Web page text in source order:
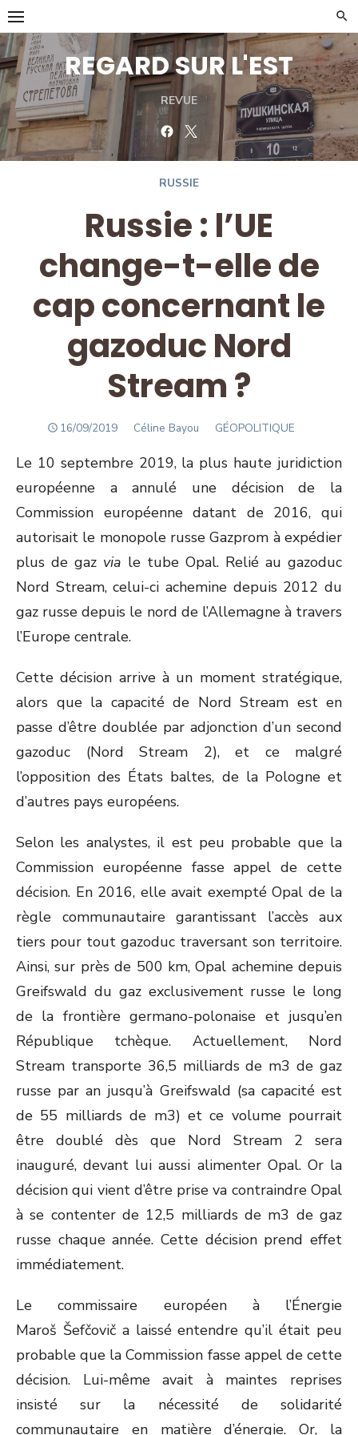
Skip
to
content
REGARD SUR L'EST
REVUE
FacebookTwitter
RUSSIE
Russie : l’UE
change-t-elle de
cap concernant le
gazoduc Nord
Stream ?
POSTED
16/09/2019 Author
Céline Bayou GÉOPOLITIQUE
Le 10 septembre 2019, la plus haute juridiction
européenne a annulé une décision de la
Commission européenne datant de 2016, qui
autorisait le monopole russe Gazprom à expédier
plus de gaz via le tube Opal. Relié au gazoduc
Nord Stream, celui-ci achemine depuis 2012 du
gaz russe depuis le nord de l’Allemagne à travers
l’Europe centrale.
Cette décision arrive à un moment stratégique,
alors que la capacité de Nord Stream est en
passe d’être doublée par adjonction d’un second
gazoduc (Nord Stream 2), et ce malgré
l’opposition des États baltes, de la Pologne et
d’autres pays européens.
Selon les analystes, il est peu probable que la
Commission européenne fasse appel de cette
décision. En 2016, elle avait exempté Opal de la
règle communautaire garantissant l’accès aux
tiers pour tout gazoduc traversant son territoire.
Ainsi, sur près de 500 km, Opal achemine depuis
Greifswald du gaz exclusivement russe le long
de la frontière germano-polonaise et jusqu’en
République tchèque. Actuellement, Nord
Stream transporte 36,5 milliards de m3 de gaz
russe par an jusqu’à Greifswald (sa capacité est
de 55 milliards de m3) et ce volume pourrait
être doublé dès que Nord Stream 2 sera
inauguré, devant lui aussi alimenter Opal. Or la
décision qui vient d’être prise va contraindre Opal
à se contenter de 12,5 milliards de m3 de gaz
russe chaque année. Cette décision prend effet
immédiatement.
Le commissaire européen à l’Énergie
Maroš Šefčovič a laissé entendre qu’il était peu
probable que la Commission fasse appel de cette
décision. Lui-même avait à maintes reprises
insisté sur la nécessité de solidarité
communautaire en matière d’énergie. Or, la